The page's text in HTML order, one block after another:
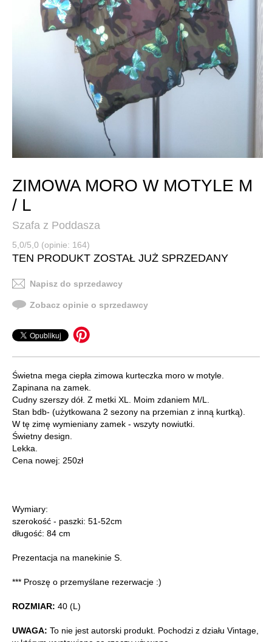
ZIMOWA MORO W MOTYLE M
/ L
Szafa z Poddasza
5,0/5,0 (opinie: 164)
TEN PRODUKT ZOSTAŁ JUŻ SPRZEDANY
Napisz do sprzedawcy
Zobacz opinie o sprzedawcy
Świetna mega ciepła zimowa kurteczka moro w motyle.
Zapinana na zamek.
Cudny szerszy dół. Z metki XL. Moim zdaniem M/L.
Stan bdb- (użytkowana 2 sezony na przemian z inną kurtką).
W tę zimę wymieniany zamek - wszyty nowiutki.
Świetny design.
Lekka.
Cena nowej: 250zł
Wymiary:
szerokość - paszki: 51-52cm
długość: 84 cm
Prezentacja na manekinie S.
*** Proszę o przemyślane rezerwacje :)
ROZMIAR: 40 (L)
UWAGA: To nie jest autorski produkt. Pochodzi z działu Vintage,